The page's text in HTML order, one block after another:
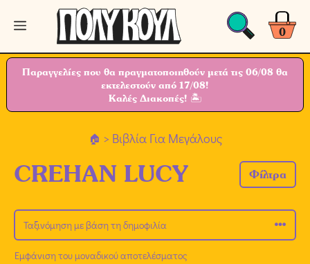
Μετάβαση
περιεχόμενο
0
Μενού
Παραγγελίες που θα πραγματοποιηθούν μετά τις 06/08 θα
εκτελεστούν από 17/08!
Καλές Διακοπές! 🏝
> Βιβλία Για Μεγάλους
CREHAN LUCY Φίλτρα
Εμφάνιση του μοναδικού αποτελέσματος